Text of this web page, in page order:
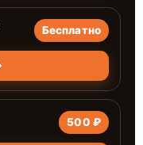
Бесплатно
500 ₽